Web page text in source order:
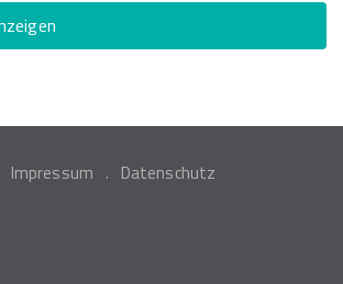
Impressum Datenschutz